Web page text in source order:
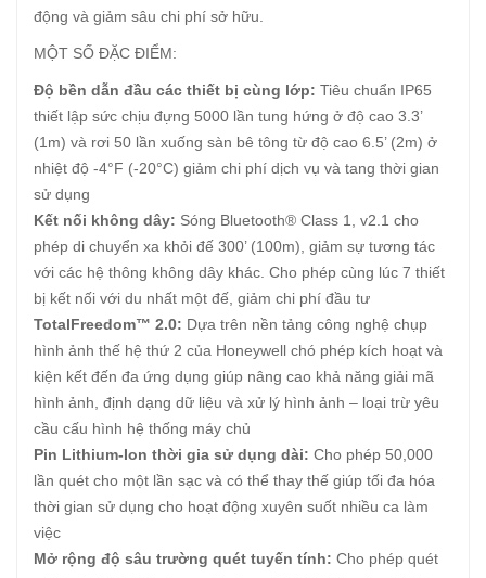
động và giảm sâu chi phí sở hữu.
MỘT SỐ ĐẶC ĐIỂM:
Độ bền dẫn đầu các thiết bị cùng lớp: Tiêu chuẩn IP65
thiết lập sức chịu đựng 5000 lần tung hứng ở độ cao 3.3’
(1m) và rơi 50 lần xuống sàn bê tông từ độ cao 6.5’ (2m) ở
nhiệt độ -4°F (-20°C) giảm chi phí dịch vụ và tang thời gian
sử dụng
Kết nối không dây: Sóng Bluetooth® Class 1, v2.1 cho
phép di chuyển xa khỏi đế 300’ (100m), giảm sự tương tác
với các hệ thông không dây khác. Cho phép cùng lúc 7 thiết
bị kết nối với du nhất một đế, giảm chi phí đầu tư
TotalFreedom™ 2.0: Dựa trên nền tảng công nghệ chụp
hình ảnh thế hệ thứ 2 của Honeywell chó phép kích hoạt và
kiện kết đến đa ứng dụng giúp nâng cao khả năng giải mã
hình ảnh, định dạng dữ liệu và xử lý hình ảnh – loại trừ yêu
cầu cấu hình hệ thống máy chủ
Pin Lithium-Ion thời gia sử dụng dài: Cho phép 50,000
lần quét cho một lần sạc và có thể thay thế giúp tối đa hóa
thời gian sử dụng cho hoạt động xuyên suốt nhiều ca làm
việc
Mở rộng độ sâu trường quét tuyến tính: Cho phép quét